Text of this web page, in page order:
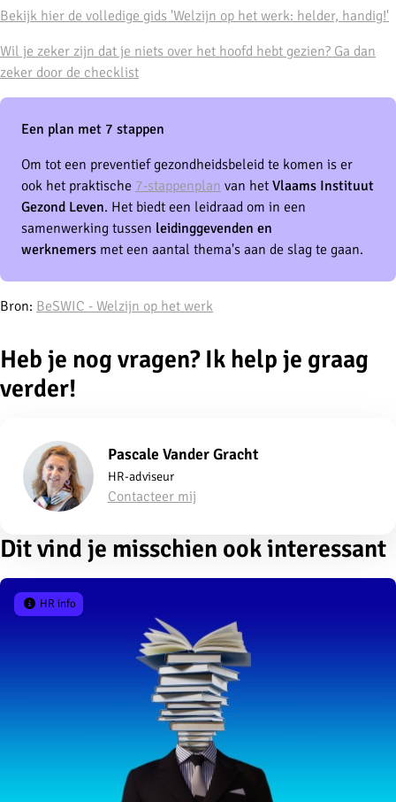
Bekijk hier de volledige gids 'Welzijn op het werk: helder, handig!'
Wil je zeker zijn dat je niets over het hoofd hebt gezien? Ga dan
zeker door de checklist
Een plan met 7 stappen
Om tot een preventief gezondheidsbeleid te komen is er
ook het praktische 7-stappenplan van het Vlaams Instituut
Gezond Leven. Het biedt een leidraad om in een
samenwerking tussen leidinggevenden en
werknemers met een aantal thema's aan de slag te gaan.
Bron: BeSWIC - Welzijn op het werk
Heb je nog vragen? Ik help je graag
verder!
Pascale Vander Gracht
HR-adviseur
Contacteer mij
Dit vind je misschien ook interessant
HR info